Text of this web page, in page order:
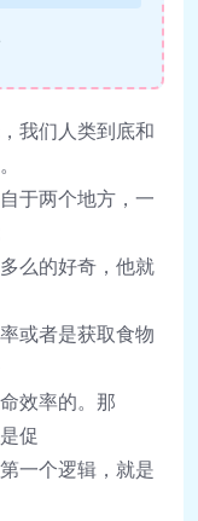
， 我们人类到底和
于两个地方，一
么的好奇，他就
或者是获取食物
效率的。那
促
一个逻辑 ，就是